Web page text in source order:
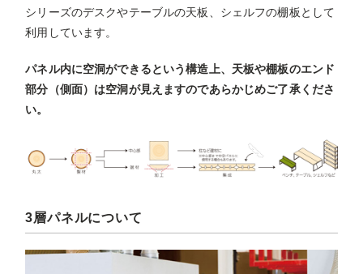
シリーズのデスクやテーブルの天板、シェルフの棚板として
利用しています。
パネル内に空洞ができるという構造上、天板や棚板のエンド
部分（側面）は空洞が見えますのであらかじめご了承くださ
い。
3層パネルについて